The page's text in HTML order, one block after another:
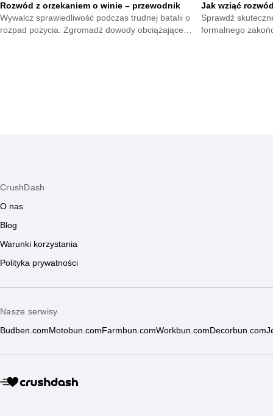
Rozwód z orzekaniem o winie – przewodnik
Wywalcz sprawiedliwość podczas trudnej batalii o
rozpad pożycia. Zgromadź dowody obciążające
Jak wziąć
Sprawdź
formalnego
CrushDash
O nas
Blog
Warunki korzystania
Polityka prywatności
Nasze serwisy
Budben.com Motobun.com Farmbun.comWorkbun.com Decorbun.com